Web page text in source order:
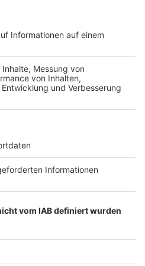
Lippert im Sprint
erwarteten Ventoux-
vorn mit am sechsten Tag der
nicht für ihren insgesamt
Rundfahrt.
ist Leipzigs
verlässt Yan Diomande RB
Offensivspieler schließt
wechselt für eine Leipziger
Ventoux: «Können
mit bis zu 15 Prozent
Kilometern eine